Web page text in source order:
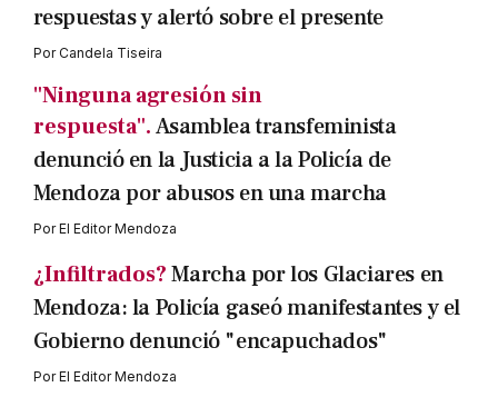
respuestas y alertó sobre el presente
PorCandela Tiseira
"Ninguna agresión sin
respuesta".Asamblea transfeminista
denunció en la Justicia a la Policía de
Mendoza por abusos en una marcha
PorEl Editor Mendoza
¿Infiltrados?Marcha por los Glaciares en
Mendoza: la Policía gaseó manifestantes y el
Gobierno denunció "encapuchados"
PorEl Editor Mendoza